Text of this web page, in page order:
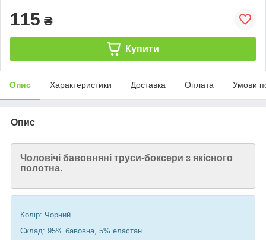
115 ₴
Купити
Опис Характеристики Доставка Оплата Умови
Опис
Чоловічі бавовняні труси-боксери з якісного
полотна.
Колір: Чорний.
Склад: 95% бавовна, 5% еластан.